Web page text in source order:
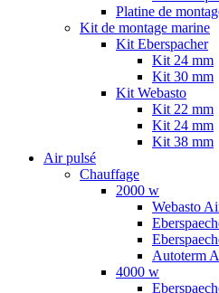
Platine de
Kit de montage marine
Kit Eberspacher
Kit 24 mm
Kit 30 mm
Kit Webasto
Kit 22 mm
Kit 24 mm
Kit 38 mm
Air pulsé
Chauffage
2000 w
Webasto
Autoterm
4000 w